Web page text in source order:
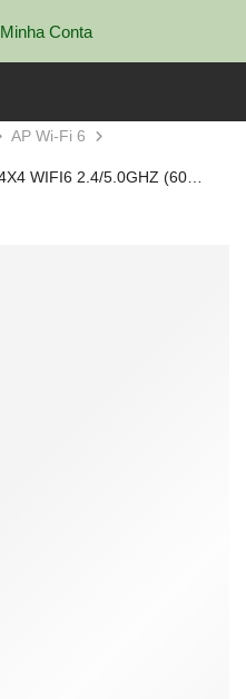
Minha Conta
AP Wi-Fi 6